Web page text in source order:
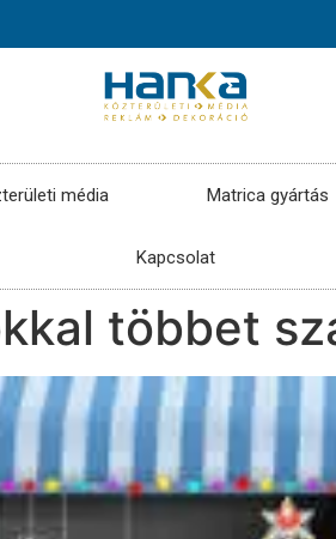
média Matrica gyártás
Kapcsolat
többet